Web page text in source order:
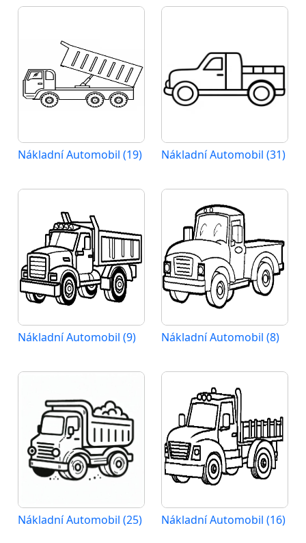
Nákladní Automobil (19) Nákladní Automobil (31)
Nákladní Automobil (9) Nákladní Automobil (8)
Nákladní Automobil (25) Nákladní Automobil (16)